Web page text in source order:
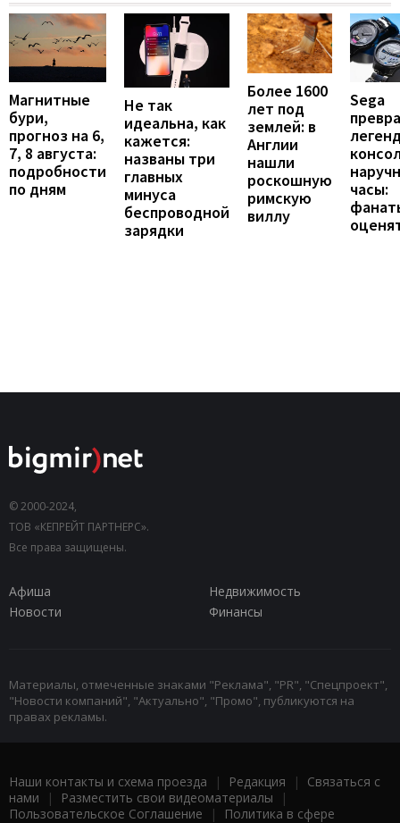
Магнитные
бури,
прогноз на 6,
7, 8 августа:
подробности
по дням
Не так
идеальна, как
кажется:
названы три
главных
минуса
беспроводной
зарядки
Более 1600
лет под
землей: в
Англии
нашли
роскошную
римскую
виллу
Sega
часы:
© 2000-2024,
ТОВ «КЕПРЕЙТ ПАРТНЕРС».
Все права защищены.
Афиша
Недвижимость
Новости
Финансы
Материалы, отмеченные знаками "Реклама", "PR", "Спецпроект",
"Новости компаний", "Актуально", "Промо", публикуются на
правах рекламы.
Наши контакты и схема проезда | Редакция | Связаться с
нами | Разместить свои видеоматериалы |
Пользовательское Соглашение |
Политика в сфере